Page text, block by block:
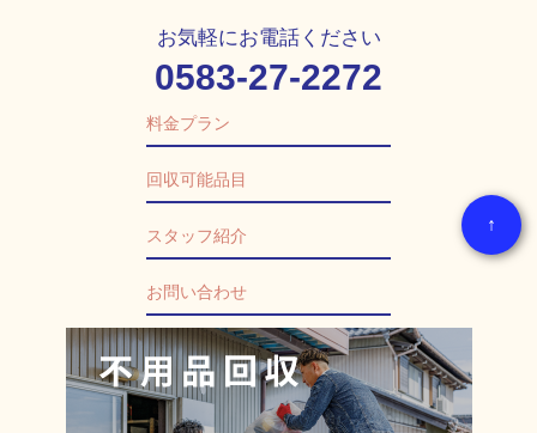
↑
お気軽にお電話ください
0583-27-2272
料金プラン
回収可能品目
スタッフ紹介
お問い合わせ